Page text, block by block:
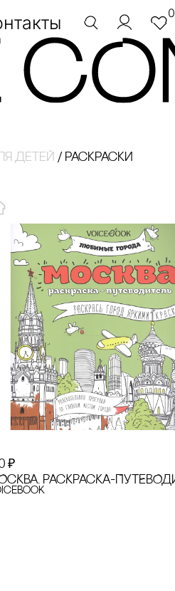
0
детей / раскраски
₽
РАсКРАсКА-